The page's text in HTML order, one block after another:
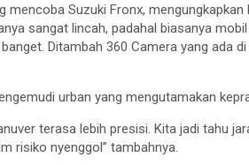
mencoba Suzuki Fronx,
sangat lincah, padahal biasanya
Ditambah 360 Camera yang ada
urban yang mengutamakan
terasa lebih presisi. Kita jadi tahu
risiko nyenggol” tambahnya.